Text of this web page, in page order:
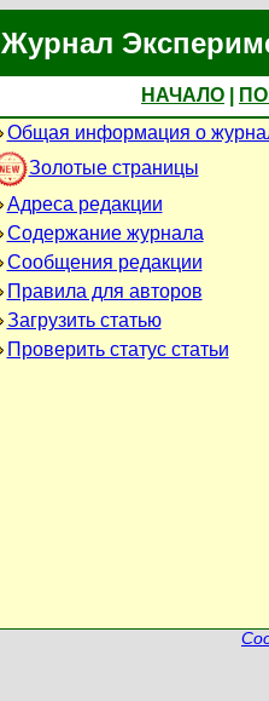
Журнал
НАЧАЛО
Общая информация о
Золотые страницы
Адреса редакции
Содержание журнала
Сообщения редакции
Правила для авторов
Загрузить статью
Проверить статус статьи